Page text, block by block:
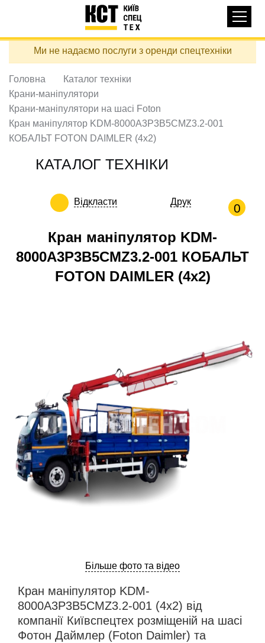
Перейти
вмісту
навигация
КАТАЛОГ ТЕХНІКИ
ДОСТАВКА ТА ОПЛАТА
ПРО НАС
ВІДГУКИ
КОНТАКТИ
Контактні телефони:
+38 (097) 746-67-04 ЗАДАТИ ПИТАННЯ
Ми не надаємо послуги з оренди спецтехніки
Головна
Каталог техніки
Крани-маніпулятори
Крани-маніпулятори на шасі Foton
Кран маніпулятор KDM-8000А3P3B5CMZ3.2-001
КОБАЛЬТ FOTON DAIMLER (4x2)
КАТАЛОГ ТЕХНІКИ
Відкласти Друк 0
Кран маніпулятор KDM-
8000А3P3B5CMZ3.2-001 КОБАЛЬТ
FOTON DAIMLER (4x2)
Більше фото та відео
Кран маніпулятор KDM-
8000А3P3B5CMZ3.2-001 (4х2) від
компанії Київспецтех розміщеній на шасі
Фотон Даймлер (Foton Daimler) та